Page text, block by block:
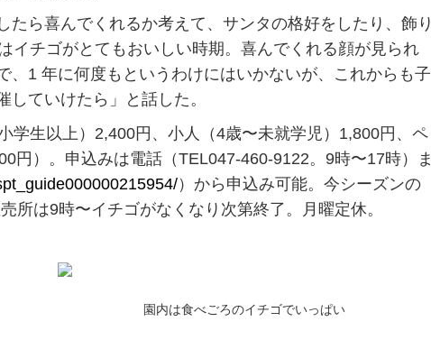
ら喜んでくれるか考えて、サンタの格好をしたり、飾り
イチゴがとてもおいしい時期。喜んでくれる顔が見られ
、1 年に何度もというわけにはいかないが、これからも子
ていけたら」と話した。
生以上）2,400円、小人（4歳〜未就学児）1,800円、ペ
円）。申込みは電話（TEL047-460-9122。9時〜17時）ま
）から申込み可能。今シーズンの
所は9時〜イチゴがなくなり次第終了。月曜定休。
園内は食べごろのイチゴでいっぱい